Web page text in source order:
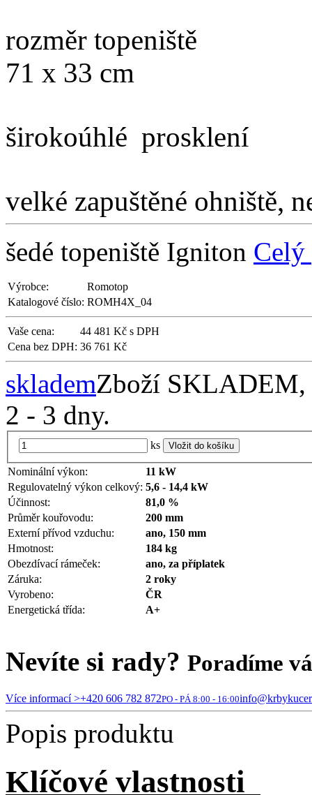
rozměr topeniště
71 x 33 cm
širokoúhlé prosklení
velké zapuštěné ohniště,
šedé topeniště Igniton
Výrobce:
Romotop
Katalogové číslo: ROMH4X_04
Vaše cena:
44 481 Kč s DPH
Cena bez DPH: 36 761 Kč
sklademZboží SKLADEM,
2 - 3 dny.
ks Vložit do košíku
Nominální výkon:
11 kW
Regulovatelný výkon celkový: 5,6 - 14,4 kW
Účinnost:
81,0 %
Průměr kouřovodu:
200 mm
Externí přívod vzduchu:
ano, 150 mm
Hmotnost:
184 kg
Obezdívací rámeček:
ano, za příplatek
Záruka:
2 roky
Vyrobeno:
ČR
Energetická třída:
A+
Nevíte si rady? Poradíme
Více informací >+420 606 782 872PO - PÁ 8:00 - 16:00
Popis produktu
Klíčové vlastnosti